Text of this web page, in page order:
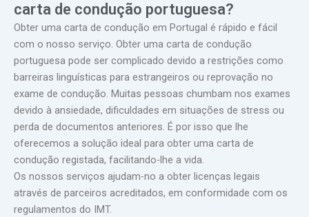
carta de condução portuguesa?
Obter uma carta de condução em Portugal é rápido e fácil
com o nosso serviço. Obter uma carta de condução
portuguesa pode ser complicado devido a restrições como
barreiras linguísticas para estrangeiros ou reprovação no
exame de condução. Muitas pessoas chumbam nos exames
devido à ansiedade, dificuldades em situações de stress ou
perda de documentos anteriores. É por isso que lhe
oferecemos a solução ideal para obter uma carta de
condução registada, facilitando-lhe a vida.
Os nossos serviços ajudam-no a obter licenças legais
através de parceiros acreditados, em conformidade com os
regulamentos do IMT.